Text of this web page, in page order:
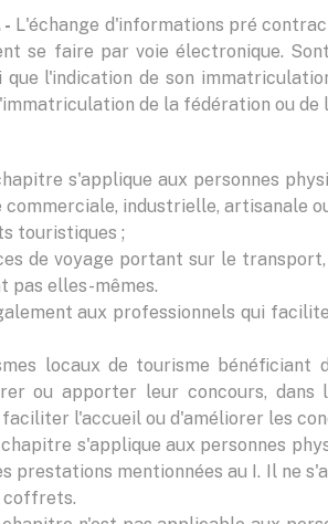
- L'échange d'informations pré
se faire par voie électronique.
l'indication de son
de la fédération ou de
s'applique aux personnes
industrielle, artisanale
touristiques ;
de voyage portant sur le
pas elles-mêmes.
aux professionnels qui
locaux de tourisme
ou apporter leur concours,
l'accueil ou d'améliorer les
s'applique aux personnes
prestations mentionnées au I. Il ne
coffrets.